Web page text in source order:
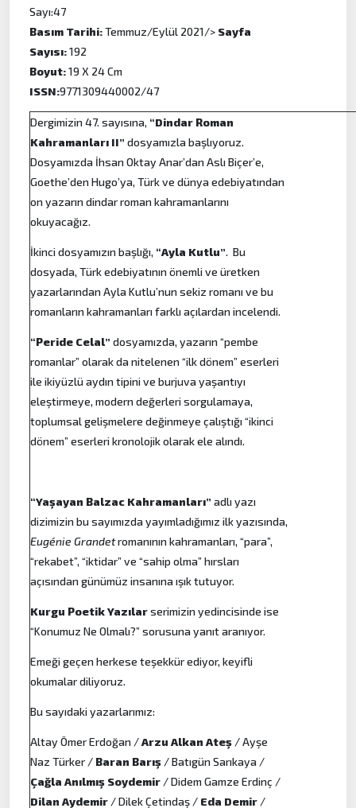
Sayı:47
Basım Tarihi:Temmuz/Eylül 2021/> Sayfa
Sayısı:192
Boyut:19 X 24 Cm
ISSN:9771309440002/47
Dergimizin 47. sayısına, “Dindar Roman
Kahramanları II” dosyamızla başlıyoruz.
Dosyamızda İhsan Oktay Anar’dan Aslı Biçer’e,
Goethe’den Hugo’ya, Türk ve dünya edebiyatından
on yazarın dindar roman kahramanlarını
okuyacağız.
İkinci dosyamızın başlığı, “Ayla Kutlu”. Bu
dosyada, Türk edebiyatının önemli ve üretken
yazarlarından Ayla Kutlu’nun sekiz romanı ve bu
romanların kahramanları farklı açılardan incelendi.
“Peride Celal” dosyamızda, yazarın “pembe
romanlar” olarak da nitelenen “ilk dönem” eserleri
ile ikiyüzlü aydın tipini ve burjuva yaşantıyı
eleştirmeye, modern değerleri sorgulamaya,
toplumsal gelişmelere değinmeye çalıştığı “ikinci
dönem” eserleri kronolojik olarak ele alındı.
“Yaşayan Balzac Kahramanları” adlı yazı
dizimizin bu sayımızda yayımladığımız ilk yazısında,
Eugénie Grandetromanının kahramanları, “para”,
“rekabet”, “iktidar” ve “sahip olma” hırsları
açısından günümüz insanına ışık tutuyor.
Kurgu Poetik Yazılarserimizin yedincisinde ise
“Konumuz Ne Olmalı?” sorusuna yanıt aranıyor.
Emeği geçen herkese teşekkür ediyor, keyifli
okumalar diliyoruz.
Bu sayıdaki yazarlarımız:
Altay Ömer Erdoğan /Arzu Alkan Ateş / Ayşe
Naz Türker /Baran Barış / Batıgün Sarıkaya /
Çağla Anılmış Soydemir / Didem Gamze Erdinç /
Dilan Aydemir / Dilek Çetindaş / Eda Demir /